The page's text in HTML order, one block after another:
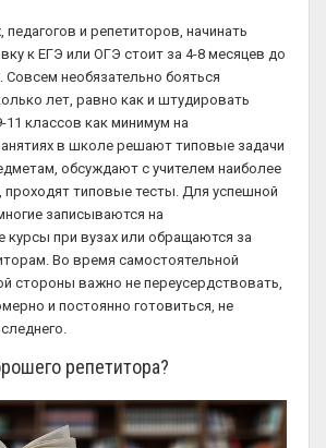
и репетиторов, начинать
к ЕГЭ или ОГЭ стоит за 4-8 месяцев до
Совсем необязательно бояться
лет, равно как и штудировать
11 классов как минимум на
в школе решают типовые задачи
обсуждают с учителем наиболее
типовые тесты. Для успешной
записываются на
курсы при вузах или обращаются за
Во время самостоятельной
стороны важно не переусердствовать,
и постоянно готовиться, не
репетитора?